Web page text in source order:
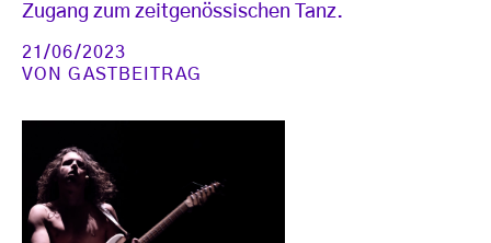
Zugang zum zeitgenössischen Tanz.
21/06/2023
VONGASTBEITRAG